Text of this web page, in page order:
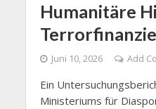
Humanitäre
Juni 10, 2026 Add
Ein
Ministeriums für